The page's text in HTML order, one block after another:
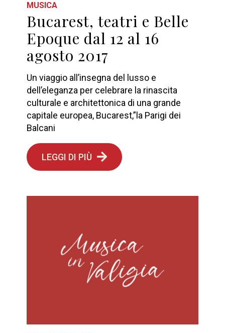
MUSICA
Bucarest, teatri e Belle
Epoque dal 12 al 16
agosto 2017
Un viaggio all’insegna del lusso e
dell’eleganza per celebrare la rinascita
culturale e architettonica di una grande
capitale europea, Bucarest,”la Parigi dei
Balcani
LEGGI DI PIÙ